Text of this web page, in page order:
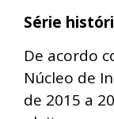
Série
De acordo
Núcleo de
de 2015 a